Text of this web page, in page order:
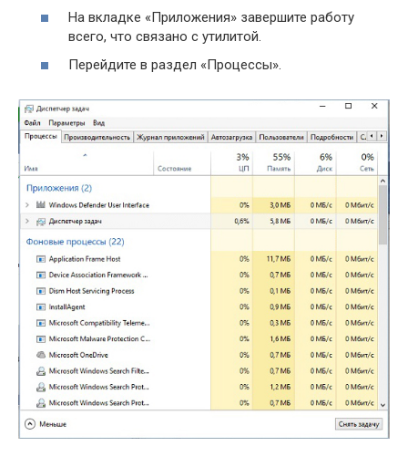
На вкладке «Приложения» завершите работу
всего, что связано с утилитой.
Перейдите в раздел «Процессы».